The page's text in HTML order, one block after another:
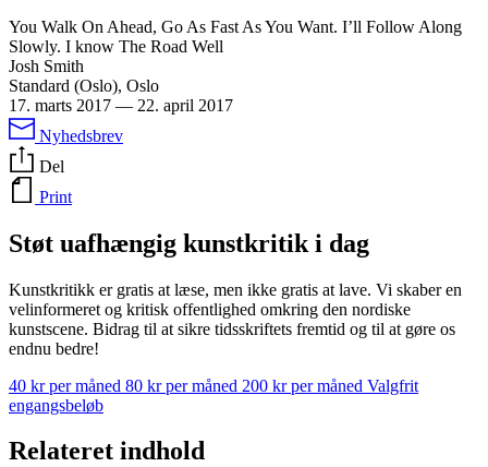
You Walk On Ahead, Go As Fast As You Want. I’ll Follow Along
Slowly. I know The Road Well
Josh Smith
Standard (Oslo), Oslo
17. marts 2017 — 22. april 2017
Nyhedsbrev
Del
Print
Støt uafhængig kunstkritik i dag
Kunstkritikk er gratis at læse, men ikke gratis at lave. Vi skaber en
velinformeret og kritisk offentlighed omkring den nordiske
kunstscene. Bidrag til at sikre tidsskriftets fremtid og til at gøre os
endnu bedre!
40 kr per måned 80 kr per måned 200 kr per måned Valgfrit
engangsbeløb
Relateret indhold